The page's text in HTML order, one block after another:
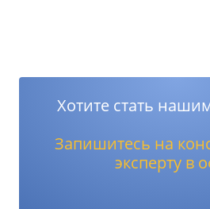
Хотите стать
Запишитесь на
эксперту в